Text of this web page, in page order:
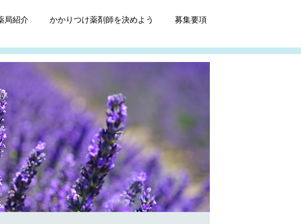
局紹介 かかりつけ薬剤師を決めよう 募集要項